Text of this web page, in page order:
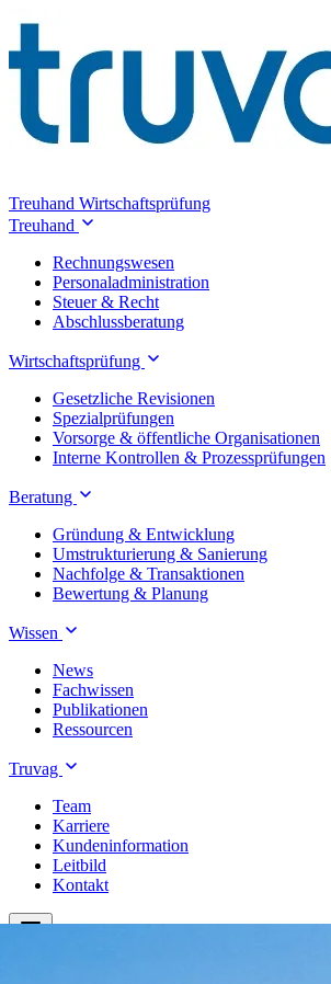
Treuhand Wirtschaftsprüfung
Treuhand
Rechnungswesen
Personaladministration
Steuer & Recht
Abschlussberatung
Wirtschaftsprüfung
Gesetzliche Revisionen
Spezialprüfungen
Vorsorge & öffentliche Organisationen
Interne Kontrollen & Prozessprüfungen
Beratung
Gründung & Entwicklung
Umstrukturierung & Sanierung
Nachfolge & Transaktionen
Bewertung & Planung
Wissen
News
Fachwissen
Publikationen
Ressourcen
Truvag
Team
Karriere
Kundeninformation
Leitbild
Kontakt